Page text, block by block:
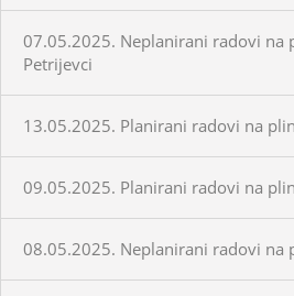
07.05.2025. Neplanirani radovi na
Petrijevci
13.05.2025. Planirani radovi na
09.05.2025. Planirani radovi na
08.05.2025. Neplanirani radovi na